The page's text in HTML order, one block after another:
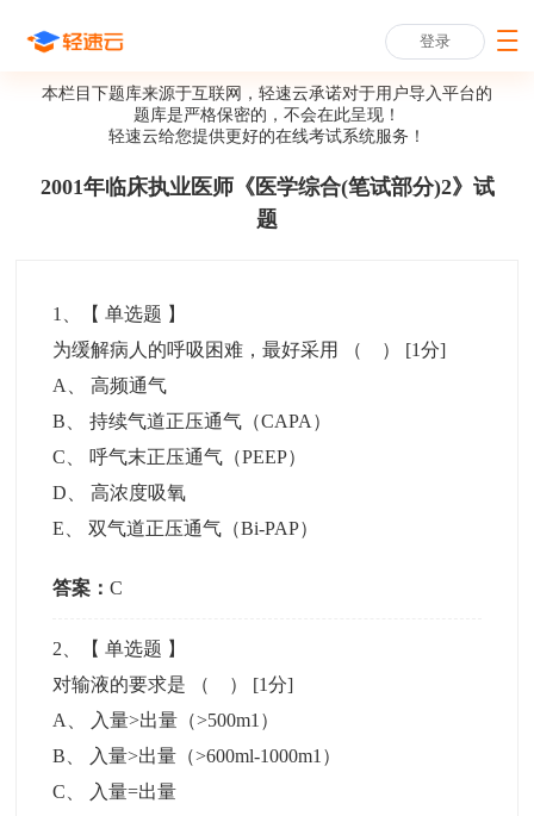
登录
本栏目下题库来源于互联网，轻速云承诺对于用户导入平台的
题库是严格保密的，不会在此呈现！
轻速云给您提供更好的在线考试系统服务！
2001年临床执业医师《医学综合(笔试部分)2》试
题
1 、【单选题 】
为缓解病人的呼吸困难，最好采用 （ ） [1分]
A
、高频通气
B 、持续气道正压通气（CAPA）
C
呼气末正压通气（PEEP）
D 、高浓度吸氧
E 、双气道正压通气（Bi-PAP）
答案：C
2 、【单选题 】
对输液的要求是 （ ） [1分]
A
入量>出量（>500m1）
B
入量>出量（>600ml-1000m1）
C
入量=出量